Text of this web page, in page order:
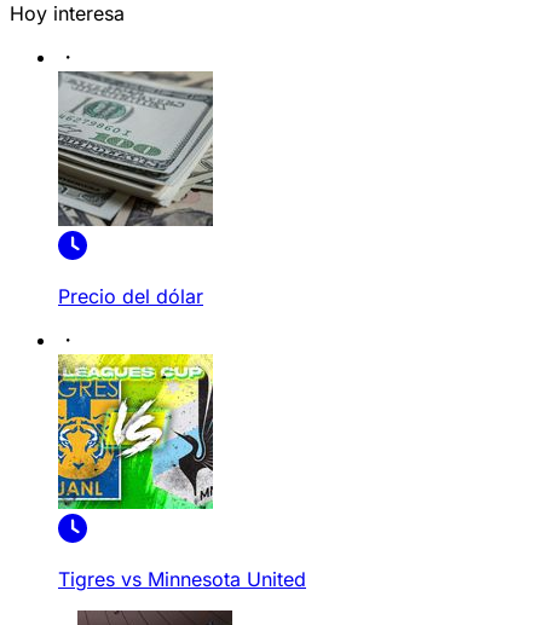
Hoy interesa
Precio del dólar
Tigres vs Minnesota United